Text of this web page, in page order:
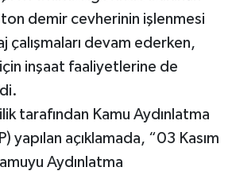
demir cevherinin işlenmesi
çalışmaları devam ederken,
inşaat faaliyetlerine de
tarafından Kamu Aydınlatma
yapılan açıklamada, “03 Kasım
Aydınlatma